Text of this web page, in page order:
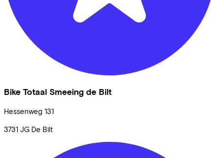
Bike Totaal Smeeing de Bilt
Hessenweg 131
3731 JG De Bilt